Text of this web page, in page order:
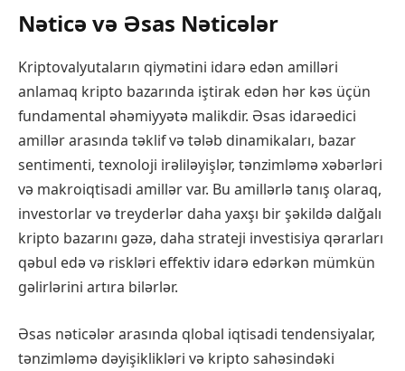
Nəticə və Əsas Nəticələr
Kriptovalyutaların qiymətini idarə edən amilləri
anlamaq kripto bazarında iştirak edən hər kəs üçün
fundamental əhəmiyyətə malikdir. Əsas idarəedici
amillər arasında təklif və tələb dinamikaları, bazar
sentimenti, texnoloji irəliləyişlər, tənzimləmə xəbərləri
və makroiqtisadi amillər var. Bu amillərlə tanış olaraq,
investorlar və treyderlər daha yaxşı bir şəkildə dalğalı
kripto bazarını gəzə, daha strateji investisiya qərarları
qəbul edə və riskləri effektiv idarə edərkən mümkün
gəlirlərini artıra bilərlər.
Əsas nəticələr arasında qlobal iqtisadi tendensiyalar,
tənzimləmə dəyişiklikləri və kripto sahəsindəki